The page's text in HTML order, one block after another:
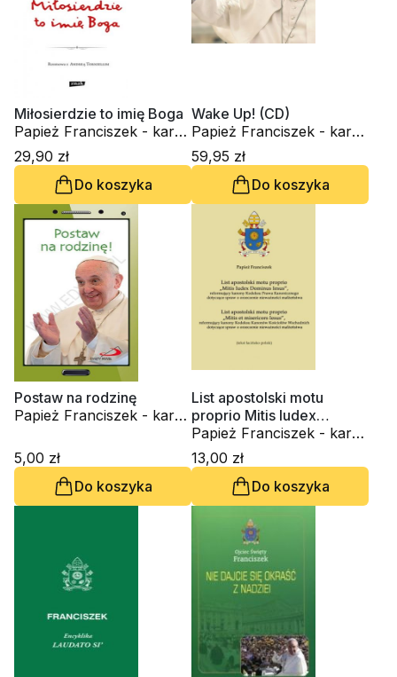
Miłosierdzie to imię Boga
Papież Franciszek - kard.
Jorge Mario Bergoglio
29,90 zł
Do koszyka
Wake Up! (CD)
Papież Franciszek - kard.
Jorge Mario Bergoglio
59,95 zł
Do koszyka
Postaw na rodzinę
Papież Franciszek - kard.
5,00 zł
Do koszyka
List apostolski motu
proprio Mitis Iudex
Dominus Iesus
Papież Franciszek - kard.
Jorge Mario Bergoglio
13,00 zł
Do koszyka